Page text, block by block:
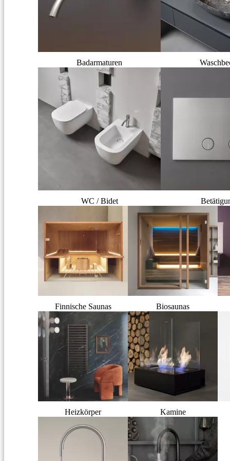
Badarmaturen
WC / Bidet
Finnische Saunas Biosaunas
Heizkörper Kamine